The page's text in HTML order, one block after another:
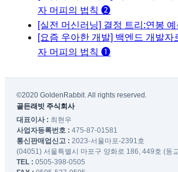
자 머피의 법칙 ❷
[실전 머신러닝] 결정 트리:연봉
[요즘 우아한 개발] 백엔드 개발자
자 머피의 법칙 ❶
©2020 GoldenRabbit. All rights reserved.
골든래빗 주식회사
대표이사 : 최현우
사업자등록번호 : 475-87-01581
통신판매업신고 : 2023-서울마포-2391호
(04051) 서울특별시 마포구 양화로 186, 449호 (동
TEL : 0505-398-0505